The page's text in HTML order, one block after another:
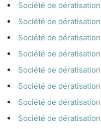
Société de
Société de
Société de
Société de
Société de
Société de
Société de
Société de